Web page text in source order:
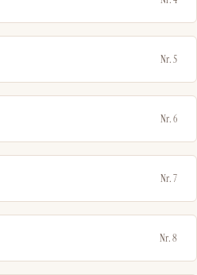
Nr. 5
Nr. 6
Nr. 7
Nr. 8